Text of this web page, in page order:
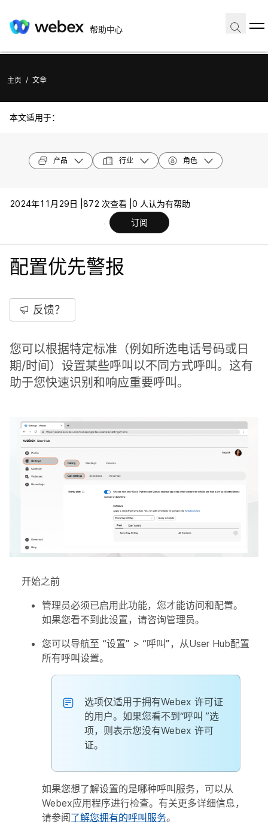
帮助中心
主页 / 文章
本文适用于：
产品 行业 角色
2024年11月29日 | 872 次查看 | 0 人认为有帮助
订阅
配置优先警报
反馈？
您可以根据特定标准（例如所选电话号码或日
期/时间）设置某些呼叫以不同方式呼叫。这有
助于您快速识别和响应重要呼叫。
开始之前
管理员必须已启用此功能，您才能访问和配置。
如果您看不到此设置，请咨询管理员。
您可以导航至 “设置” > “呼叫”，从User Hub配置
所有呼叫设置。
选项仅适用于拥有Webex 许可证
的用户。如果您看不到“呼叫 ”选
项，则表示您没有Webex 许可
证。
如果您想了解设置的是哪种呼叫服务，可以从
Webex应用程序进行检查。有关更多详细信息，
请参阅了解您拥有的呼叫服务。